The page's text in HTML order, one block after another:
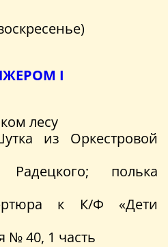
I
лесу
из Оркестровой
полька
к К/Ф «Дети
№ 40, 1 часть